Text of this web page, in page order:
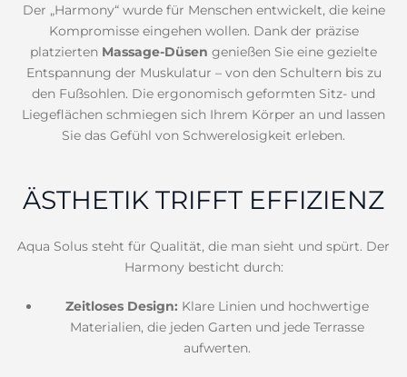
Der „Harmony“ wurde für Menschen entwickelt, die keine
Kompromisse eingehen wollen. Dank der präzise
platzierten Massage-Düsen genießen Sie eine gezielte
Entspannung der Muskulatur – von den Schultern bis zu
den Fußsohlen. Die ergonomisch geformten Sitz- und
Liegeflächen schmiegen sich Ihrem Körper an und lassen
Sie das Gefühl von Schwerelosigkeit erleben.
ÄSTHETIK TRIFFT EFFIZIENZ
Aqua Solus steht für Qualität, die man sieht und spürt. Der
Harmony besticht durch:
Zeitloses Design: Klare Linien und hochwertige
Materialien, die jeden Garten und jede Terrasse
aufwerten.